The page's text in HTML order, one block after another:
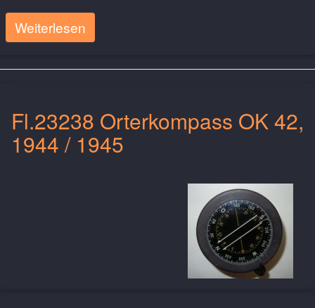
Weiterlesen
Fl.23238 Orterkompass OK 42,
1944 / 1945